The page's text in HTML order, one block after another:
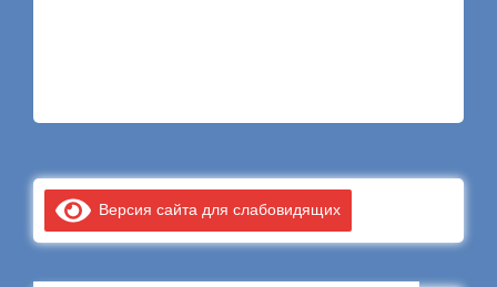
Версия сайта для слабовидящих